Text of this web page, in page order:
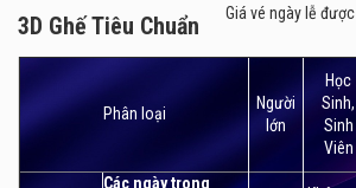
3D Ghế Tiêu Chuẩn
Giá vé ngày lễ
Phân loại
Người
lớn
Học
Sinh,
Sinh
Viên
Các ngày trong